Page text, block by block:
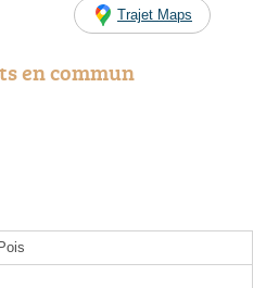
Trajet Maps
en commun